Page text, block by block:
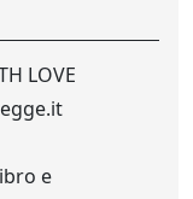
LOVE
e